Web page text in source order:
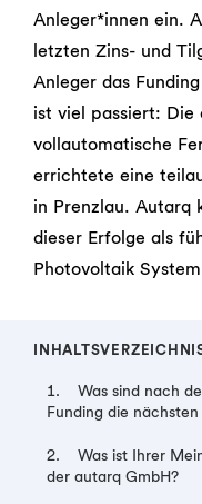
Anleger*innen ein.
letzten Zins- und
Anleger das
ist viel passiert: Die
vollautomatische
errichtete eine
in Prenzlau. Autarq
dieser Erfolge als
Photovoltaik
1. Was sind nach
Funding die
2. Was ist Ihrer
der autarq GmbH?